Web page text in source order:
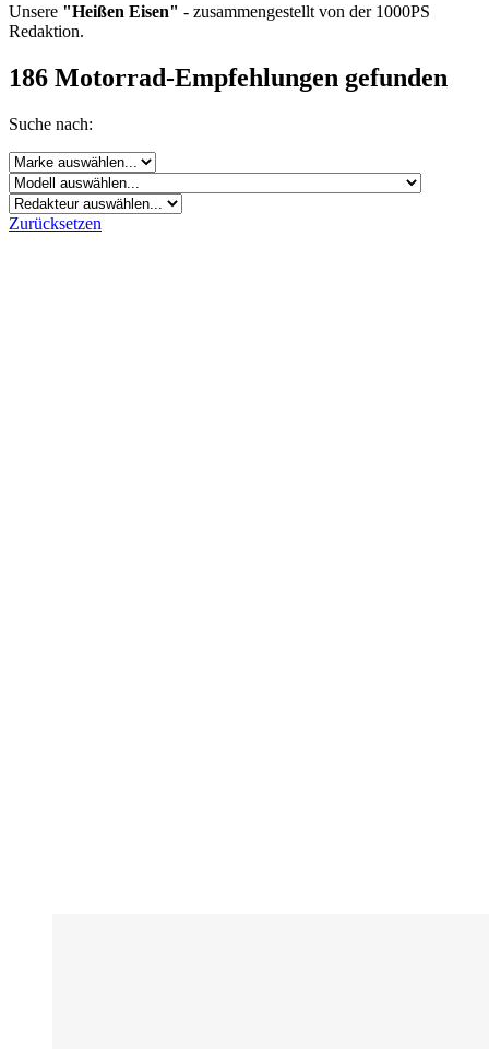
Unsere "Heißen Eisen" - zusammengestellt von der 1000PS
Redaktion.
186 Motorrad-Empfehlungen gefunden
Suche nach:
Zurücksetzen